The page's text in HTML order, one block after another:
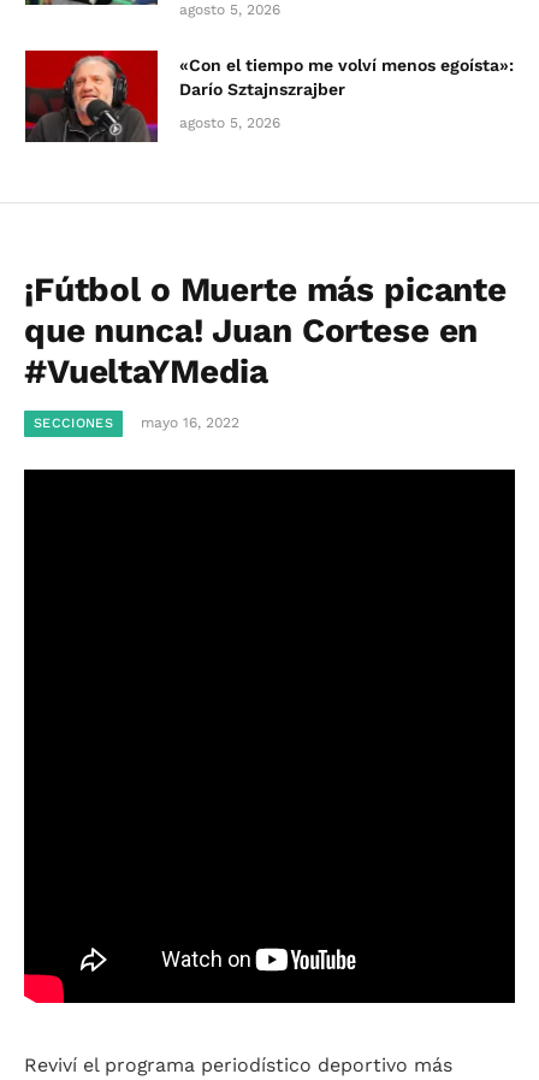
agosto 5, 2026
«Con el tiempo me volví menos egoísta»:
Darío Sztajnszrajber
agosto 5, 2026
¡Fútbol o Muerte más picante
que nunca! Juan Cortese en
#VueltaYMedia
SECCIONES mayo 16, 2022
Reviví el programa periodístico deportivo más